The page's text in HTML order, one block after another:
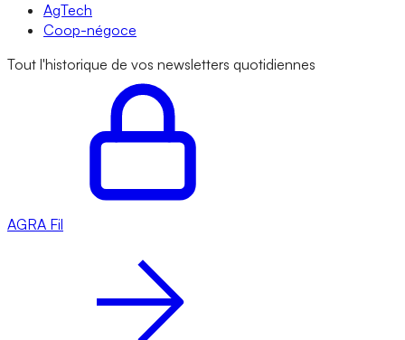
AgTech
Coop-négoce
Tout l'historique de vos newsletters quotidiennes
AGRA Fil